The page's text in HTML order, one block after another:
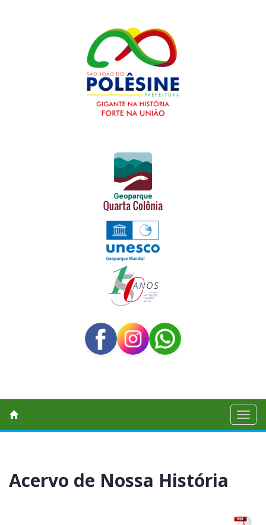
Toggle
Acervo de Nossa História